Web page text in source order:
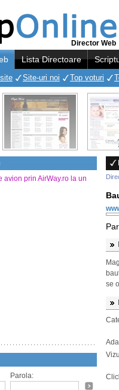
Director Web
Lista Directoare
Site-uri noi Top voturi
avion prin AirWay.ro la un
Parola:
se